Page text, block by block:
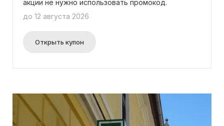
акции не нужно использовать промокод.
до 12 августа 2026
Открыть купон